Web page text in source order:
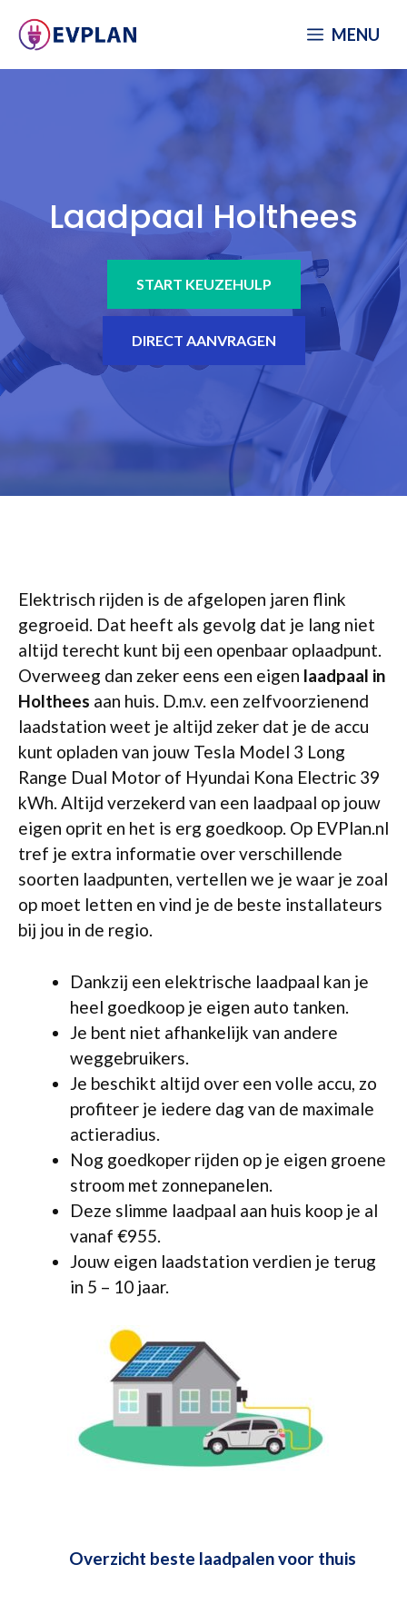
naar
MENU
Laadpaal Holthees
START KEUZEHULP
DIRECT AANVRAGEN
Elektrisch rijden is de afgelopen jaren flink
gegroeid. Dat heeft als gevolg dat je lang niet
altijd terecht kunt bij een openbaar oplaadpunt.
Overweeg dan zeker eens een eigen laadpaal in
Holthees aan huis. D.m.v. een zelfvoorzienend
laadstation weet je altijd zeker dat je de accu
kunt opladen van jouw Tesla Model 3 Long
Range Dual Motor of Hyundai Kona Electric 39
kWh. Altijd verzekerd van een laadpaal op jouw
eigen oprit en het is erg goedkoop. Op EVPlan.nl
tref je extra informatie over verschillende
soorten laadpunten, vertellen we je waar je zoal
op moet letten en vind je de beste installateurs
bij jou in de regio.
Dankzij een elektrische laadpaal kan je
heel goedkoop je eigen auto tanken.
Je bent niet afhankelijk van andere
weggebruikers.
Je beschikt altijd over een volle accu, zo
profiteer je iedere dag van de maximale
actieradius.
Nog goedkoper rijden op je eigen groene
stroom met zonnepanelen.
Deze slimme laadpaal aan huis koop je al
vanaf €955.
Jouw eigen laadstation verdien je terug
in 5 – 10 jaar.
Overzicht beste laadpalen voor thuis